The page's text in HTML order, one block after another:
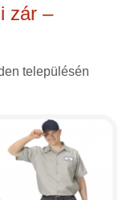
zár –
településén